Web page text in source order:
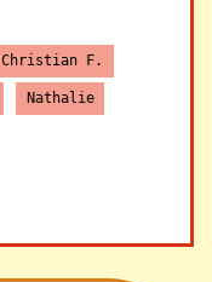
Christian F.
Nathalie